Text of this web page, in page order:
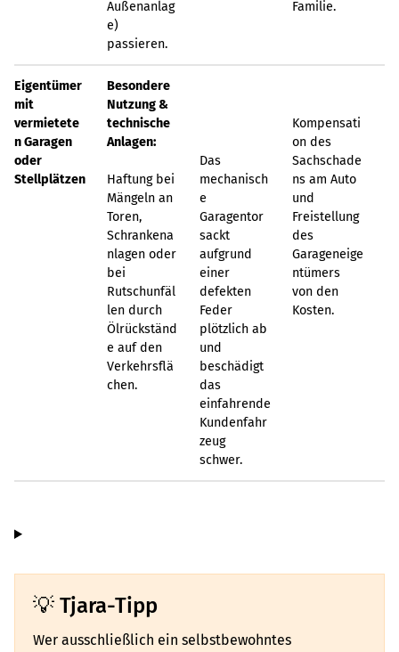
Außenanlag
e)
passieren.
Familie.
Eigentümer
mit
vermietete
n Garagen
oder
Stellplätzen
Besondere
Nutzung &
technische
Anlagen:
Haftung bei
Mängeln an
Toren,
Schrankena
nlagen oder
bei
Rutschunfäl
len durch
Ölrückständ
e auf den
Verkehrsflä
chen.
Das
mechanisch
e
Garagentor
sackt
aufgrund
einer
defekten
Feder
plötzlich ab
und
beschädigt
das
einfahrende
Kundenfahr
zeug
schwer.
Kompensati
on des
Sachschade
ns am Auto
und
Freistellung
des
Garageneige
ntümers
von den
Kosten.
Tjara-Tipp
Wer ausschließlich ein selbstbewohntes